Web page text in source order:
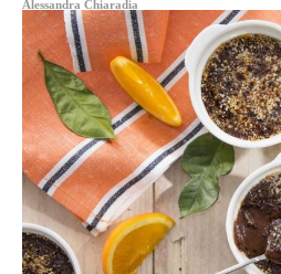
Alessandra Chiaradia